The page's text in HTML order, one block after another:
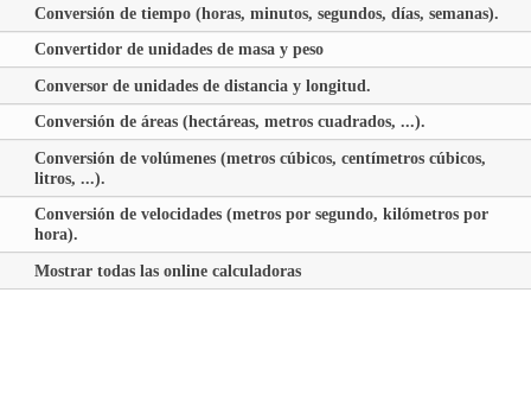
Conversión de tiempo (horas, minutos, segundos, días, semanas).
Convertidor de unidades de masa y peso
Conversor de unidades de distancia y longitud.
Conversión de áreas (hectáreas, metros cuadrados, ...).
Conversión de volúmenes (metros cúbicos, centímetros cúbicos,
litros, ...).
Conversión de velocidades (metros por segundo, kilómetros por
hora).
Mostrar todas las online calculadoras